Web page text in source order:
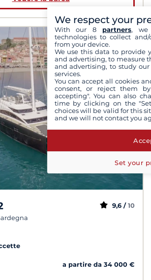
9,6 / 10
a partire da 34 000 €
We respect your
With our 8 partners, we
technologies to collect
from your device.
We use this data to provide
and advertising, to measure
and advertising, to study
services.
You can accept all cookies
consent, or reject them
accepting". You can also
time by clicking on the
choices will be valid for this
and we will not contact you
Set your